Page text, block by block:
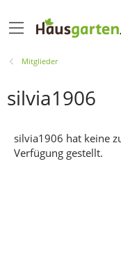
Mitglieder
silvia1906
silvia1906 hat keine
Verfügung gestellt.